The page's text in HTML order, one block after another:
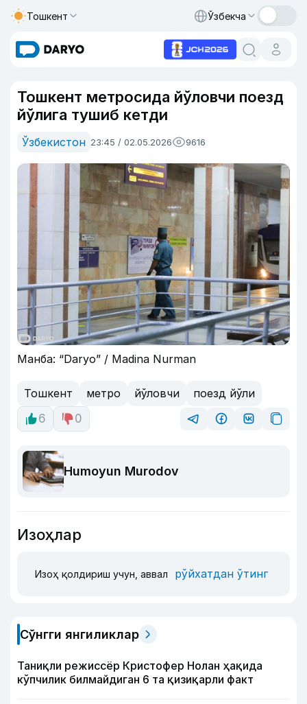
Тошкент Ўзбекча
Тошкент метросида йўловчи поезд
йўлига тушиб кетди
Ўзбекистон 23:45 / 02.05.2026 9616
Манба: “Daryo” / Madina Nurman
Тошкент метро йўловчи
поезд йўли
6
0
Humoyun Murodov
Изоҳлар
Изоҳ қолдириш учун, аввал рўйхатдан ўтинг
Сўнгги янгиликлар
Таниқли режиссёр Кристофер Нолан ҳақида
кўпчилик билмайдиган 6 та қизиқарли факт